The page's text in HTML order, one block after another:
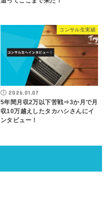
コンサル生実績
2026.01.07
5年間月収2万以下苦戦⇒3か月で月
収10万越えしたタカハシさんにイ
ンタビュー！